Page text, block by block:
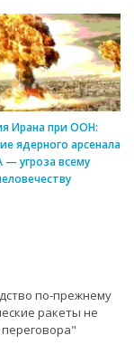
Ирана при ООН:
ядерного арсенала
угроза всему
по-прежнему
ракеты не